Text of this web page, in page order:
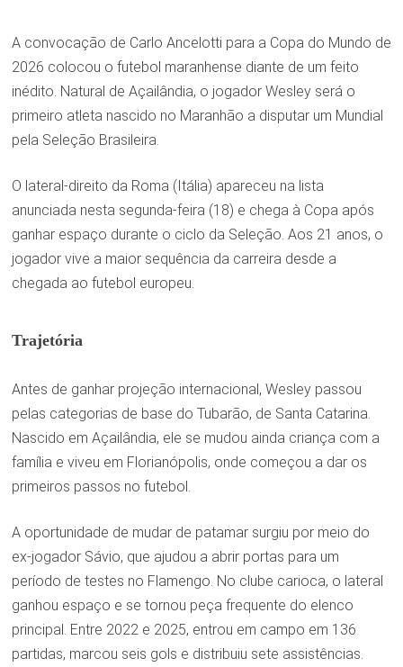
A convocação de Carlo Ancelotti para a Copa do Mundo de
2026 colocou o futebol maranhense diante de um feito
inédito. Natural de Açailândia, o jogador Wesley será o
primeiro atleta nascido no Maranhão a disputar um Mundial
pela Seleção Brasileira.
O lateral-direito da Roma (Itália) apareceu na lista
anunciada nesta segunda-feira (18) e chega à Copa após
ganhar espaço durante o ciclo da Seleção. Aos 21 anos, o
jogador vive a maior sequência da carreira desde a
chegada ao futebol europeu.
Trajetória
Antes de ganhar projeção internacional, Wesley passou
pelas categorias de base do Tubarão, de Santa Catarina.
Nascido em Açailândia, ele se mudou ainda criança com a
família e viveu em Florianópolis, onde começou a dar os
primeiros passos no futebol.
A oportunidade de mudar de patamar surgiu por meio do
ex-jogador Sávio, que ajudou a abrir portas para um
período de testes no Flamengo. No clube carioca, o lateral
ganhou espaço e se tornou peça frequente do elenco
principal. Entre 2022 e 2025, entrou em campo em 136
partidas, marcou seis gols e distribuiu sete assistências.